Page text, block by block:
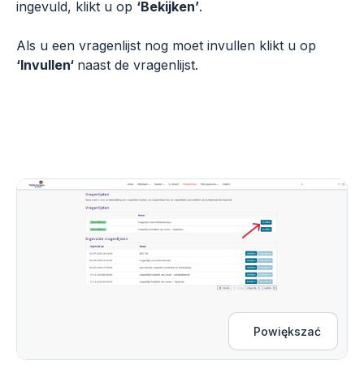
ingevuld, klikt u op ‘Bekijken’.
Als u een vragenlijst nog moet invullen klikt u op
‘Invullen‘ naast de vragenlijst.
Powiększać